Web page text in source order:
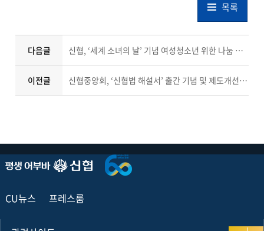
목록
다음글 신협, ‘세계 소녀의 날’ 기념 여성청소년 위한 나눔 실천
이전글 신협중앙회, ‘신협법 해설서’ 출간 기념 및 제도개선 세미나 개최
CU뉴스 프레스룸